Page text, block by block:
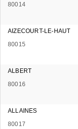
80014
AIZECOURT-LE-HAUT
80015
ALBERT
80016
ALLAINES
80017